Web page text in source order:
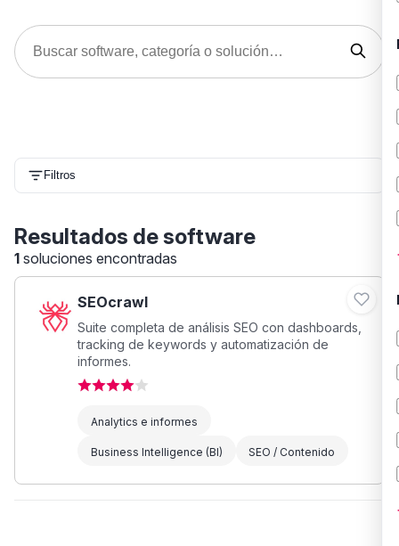
Filtros
Resultados de software
1 soluciones encontradas
SEOcrawl
Suite completa de análisis SEO con dashboards,
tracking de keywords y automatización de
informes.
Analytics e informes
Business Intelligence (BI) SEO / Contenido